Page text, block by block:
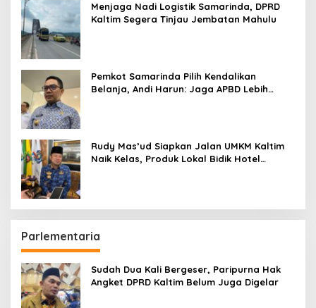
Menjaga Nadi Logistik Samarinda, DPRD
Kaltim Segera Tinjau Jembatan Mahulu
Pemkot Samarinda Pilih Kendalikan
Belanja, Andi Harun: Jaga APBD Lebih
Rudy Mas’ud Siapkan Jalan UMKM Kaltim
Naik Kelas, Produk Lokal Bidik Hotel
Parlementaria
Sudah Dua Kali Bergeser, Paripurna Hak
Angket DPRD Kaltim Belum Juga Digelar